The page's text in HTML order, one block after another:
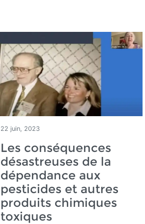
22 juin, 2023
Les conséquences
désastreuses de la
dépendance aux
pesticides et autres
produits chimiques
toxiques